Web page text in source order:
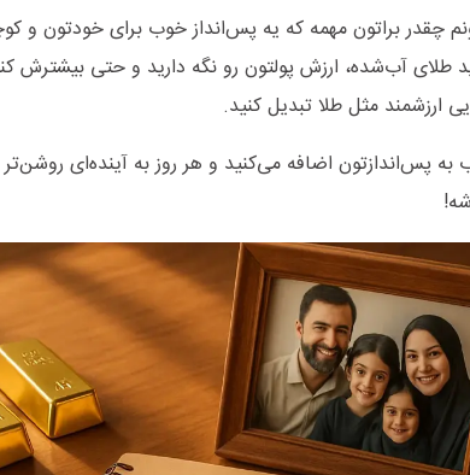
چقدر براتون مهمه که یه پس‌انداز خوب برای خودتون و
طلای آب‌شده، ارزش پولتون رو نگه دارید و حتی بیشترش
ارزشمند مثل طلا تبدیل کنید.
به پس‌اندازتون اضافه می‌کنید و هر روز به آینده‌ای